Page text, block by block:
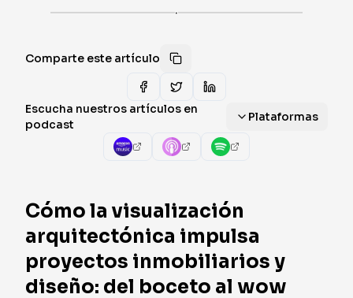
·
Comparte este artículo
Escucha nuestros artículos en
podcast
Plataformas
Cómo la visualización
arquitectónica impulsa
proyectos inmobiliarios y
diseño: del boceto al wow